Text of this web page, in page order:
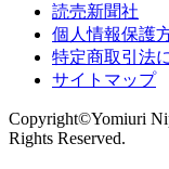
読売新聞社
個人情報保護
特定商取引法
サイトマップ
Copyright©Yomiuri
Rights Reserved.